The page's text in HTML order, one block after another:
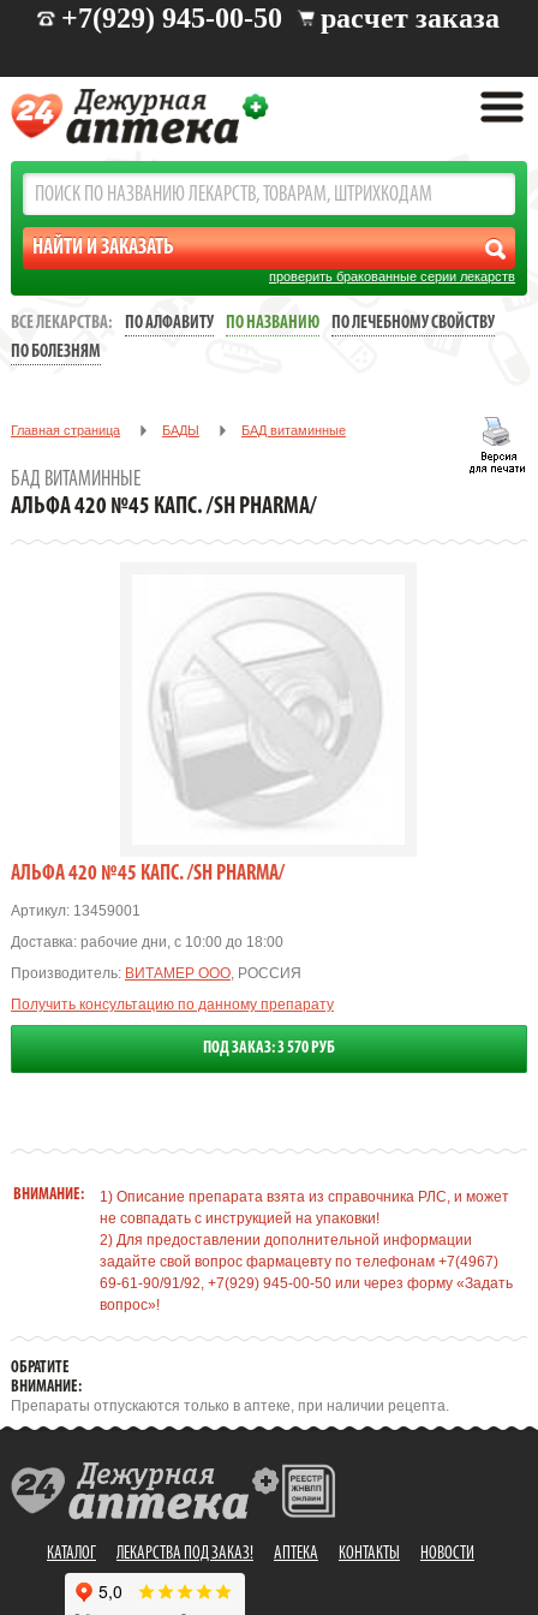
+7(929) 945-00-50 расчет заказа
проверить бракованные серии лекарств
ВСЕ ЛЕКАРСТВА: ПО АЛФАВИТУ ПО НАЗВАНИЮ
ПО ЛЕЧЕБНОМУ СВОЙСТВУ
ПО БОЛЕЗНЯМ
Главная страница БАДЫ БАД витаминные
БАД ВИТАМИННЫЕ
АЛЬФА 420 №45 КАПС. /SH PHARMA/
АЛЬФА 420 №45 КАПС. /SH PHARMA/
Артикул:13459001
Доставка: рабочие дни, с 10:00 до 18:00
Производитель: ВИТАМЕР ООО, РОССИЯ
Получить консультацию по данному препарату
ПОД ЗАКАЗ: 3 570 РУБ
ВНИМАНИЕ:
1) Описание препарата взята из справочника РЛС, и может
не совпадать с инструкцией на упаковки!
2) Для предоставлении дополнительной информации
задайте свой вопрос фармацевту по телефонам +7(4967)
69-61-90/91/92, +7(929) 945-00-50 или через форму «Задать
вопрос»!
ОБРАТИТЕ
ВНИМАНИЕ:
Препараты отпускаются только в аптеке, при наличии рецепта.
КАТАЛОГ ЛЕКАРСТВА ПОД ЗАКАЗ! АПТЕКА КОНТАКТЫ НОВОСТИ